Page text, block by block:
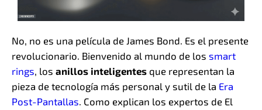
No, no es una película de James Bond. Es el presente
revolucionario. Bienvenido al mundo de los smart
rings, los anillos inteligentes que representan la
pieza de tecnología más personal y sutil de la Era
Post-Pantallas. Como explican los expertos de El